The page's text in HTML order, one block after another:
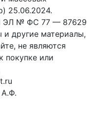
25.06.2024.
ЭЛ № ФС 77 — 87629
и другие материалы,
не являются
покупке или
А.Ф.